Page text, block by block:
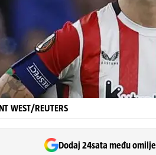
WEST/REUTERS
Dodaj 24sata među